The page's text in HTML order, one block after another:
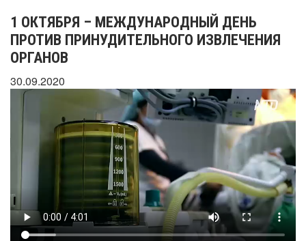
1 ОКТЯБРЯ – МЕЖДУНАРОДНЫЙ ДЕНЬ
ПРОТИВ ПРИНУДИТЕЛЬНОГО ИЗВЛЕЧЕНИЯ
ОРГАНОВ
30.09.2020